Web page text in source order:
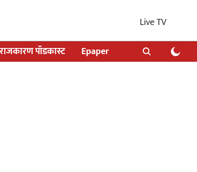
Live TV
पॉडकास्ट Epaper